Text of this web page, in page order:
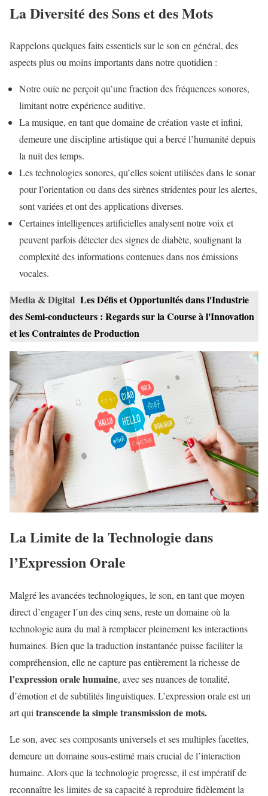
La Diversité des Sons et des Mots
Rappelons quelques faits essentiels sur le son en général, des
aspects plus ou moins importants dans notre quotidien :
Notre ouïe ne perçoit qu’une fraction des fréquences sonores,
limitant notre expérience auditive.
La musique, en tant que domaine de création vaste et infini,
demeure une discipline artistique qui a bercé l’humanité depuis
la nuit des temps.
Les technologies sonores, qu’elles soient utilisées dans le sonar
pour l’orientation ou dans des sirènes stridentes pour les alertes,
sont variées et ont des applications diverses.
Certaines intelligences artificielles analysent notre voix et
peuvent parfois détecter des signes de diabète, soulignant la
complexité des informations contenues dans nos émissions
vocales.
Media & Digital Les Défis et Opportunités dans l'Industrie
des Semi-conducteurs : Regards sur la Course à l'Innovation
et les Contraintes de Production
La Limite de la Technologie dans
l’Expression Orale
Malgré les avancées technologiques, le son, en tant que moyen
direct d’engager l’un des cinq sens, reste un domaine où la
technologie aura du mal à remplacer pleinement les interactions
humaines. Bien que la traduction instantanée puisse faciliter la
compréhension, elle ne capture pas entièrement la richesse de
l’expression orale humaine, avec ses nuances de tonalité,
d’émotion et de subtilités linguistiques. L’expression orale est un
art quitranscende la simple transmission de mots.
Le son, avec ses composants universels et ses multiples facettes,
demeure un domaine sous-estimé mais crucial de l’interaction
humaine. Alors que la technologie progresse, il est impératif de
reconnaître les limites de sa capacité à reproduire fidèlement la